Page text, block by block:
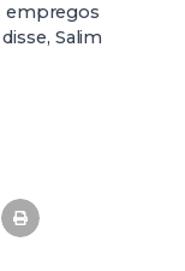
empregos
Salim